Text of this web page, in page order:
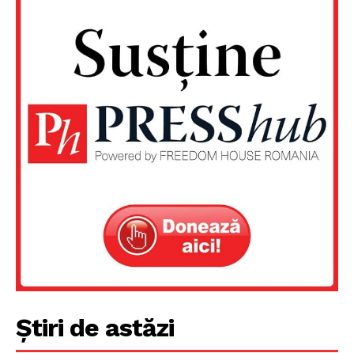
Un proiect
FREEDOM HOUSE ROMÂNIA
PRESShub
Despre noi / Echipa
Știri de astăzi